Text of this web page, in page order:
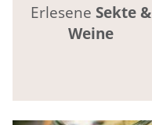
Erlesene Sekte &
Weine